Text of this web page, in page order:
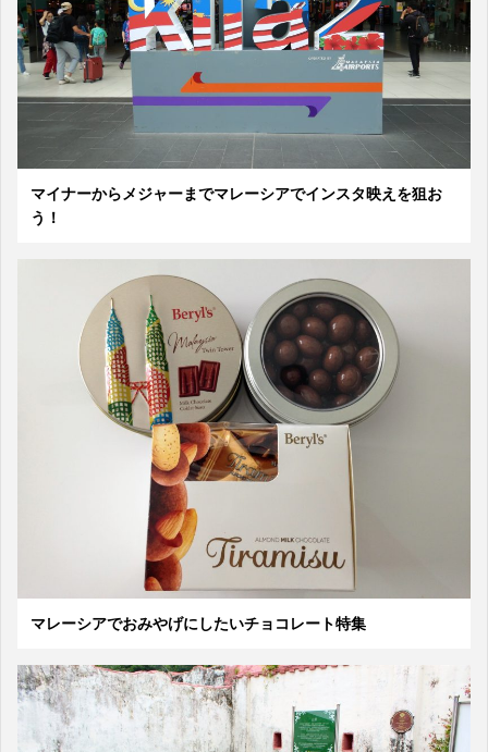
マイナーからメジャーまでマレーシアでインスタ映えを狙お
う！
マレーシアでおみやげにしたいチョコレート特集